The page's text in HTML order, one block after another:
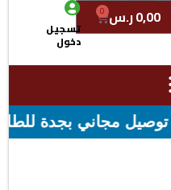
0,00ر.س 0
تسجيل
دخول
بجدة للطلبات فوق قيمه ال ١٠٠ ريال - شحن مجاني